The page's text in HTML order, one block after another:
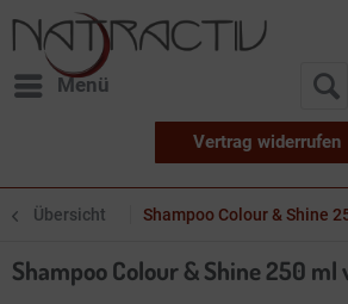
Menü
Vertrag widerrufen
Übersicht Shampoo Colour & Shine
Shampoo Colour & Shine 250 ml